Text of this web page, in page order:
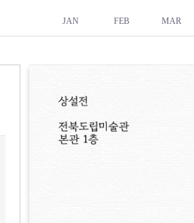
JAN FEB MAR